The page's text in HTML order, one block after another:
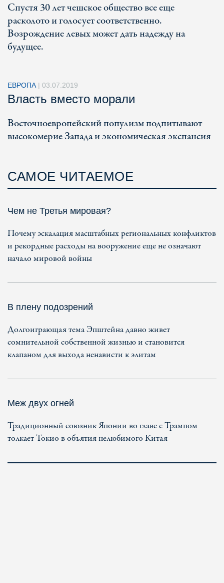
Спустя 30 лет чешское общество все еще
расколото и голосует соответственно.
Возрождение левых может дать надежду на
будущее.
ЕВРОПА | 03.07.2019
Власть вместо морали
Восточноевропейский популизм подпитывают
высокомерие Запада и экономическая экспансия
САМОЕ ЧИТАЕМОЕ
Чем не Третья мировая?
Почему эскалация масштабных региональных конфликтов
и рекордные расходы на вооружение еще не означают
начало мировой войны
В плену подозрений
Долгоиграющая тема Эпштейна давно живет
сомнительной собственной жизнью и становится
клапаном для выхода ненависти к элитам
Меж двух огней
Традиционный союзник Японии во главе с Трампом
толкает Токио в объятия нелюбимого Китая